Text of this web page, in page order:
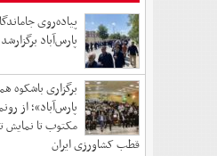
پیاده‌روی
پارس‌آباد برگزارشد
برگزاری باشکوه
پارس‌آباد»؛ از
مکتوب تا نمایش
قطب کشاورزی ایران